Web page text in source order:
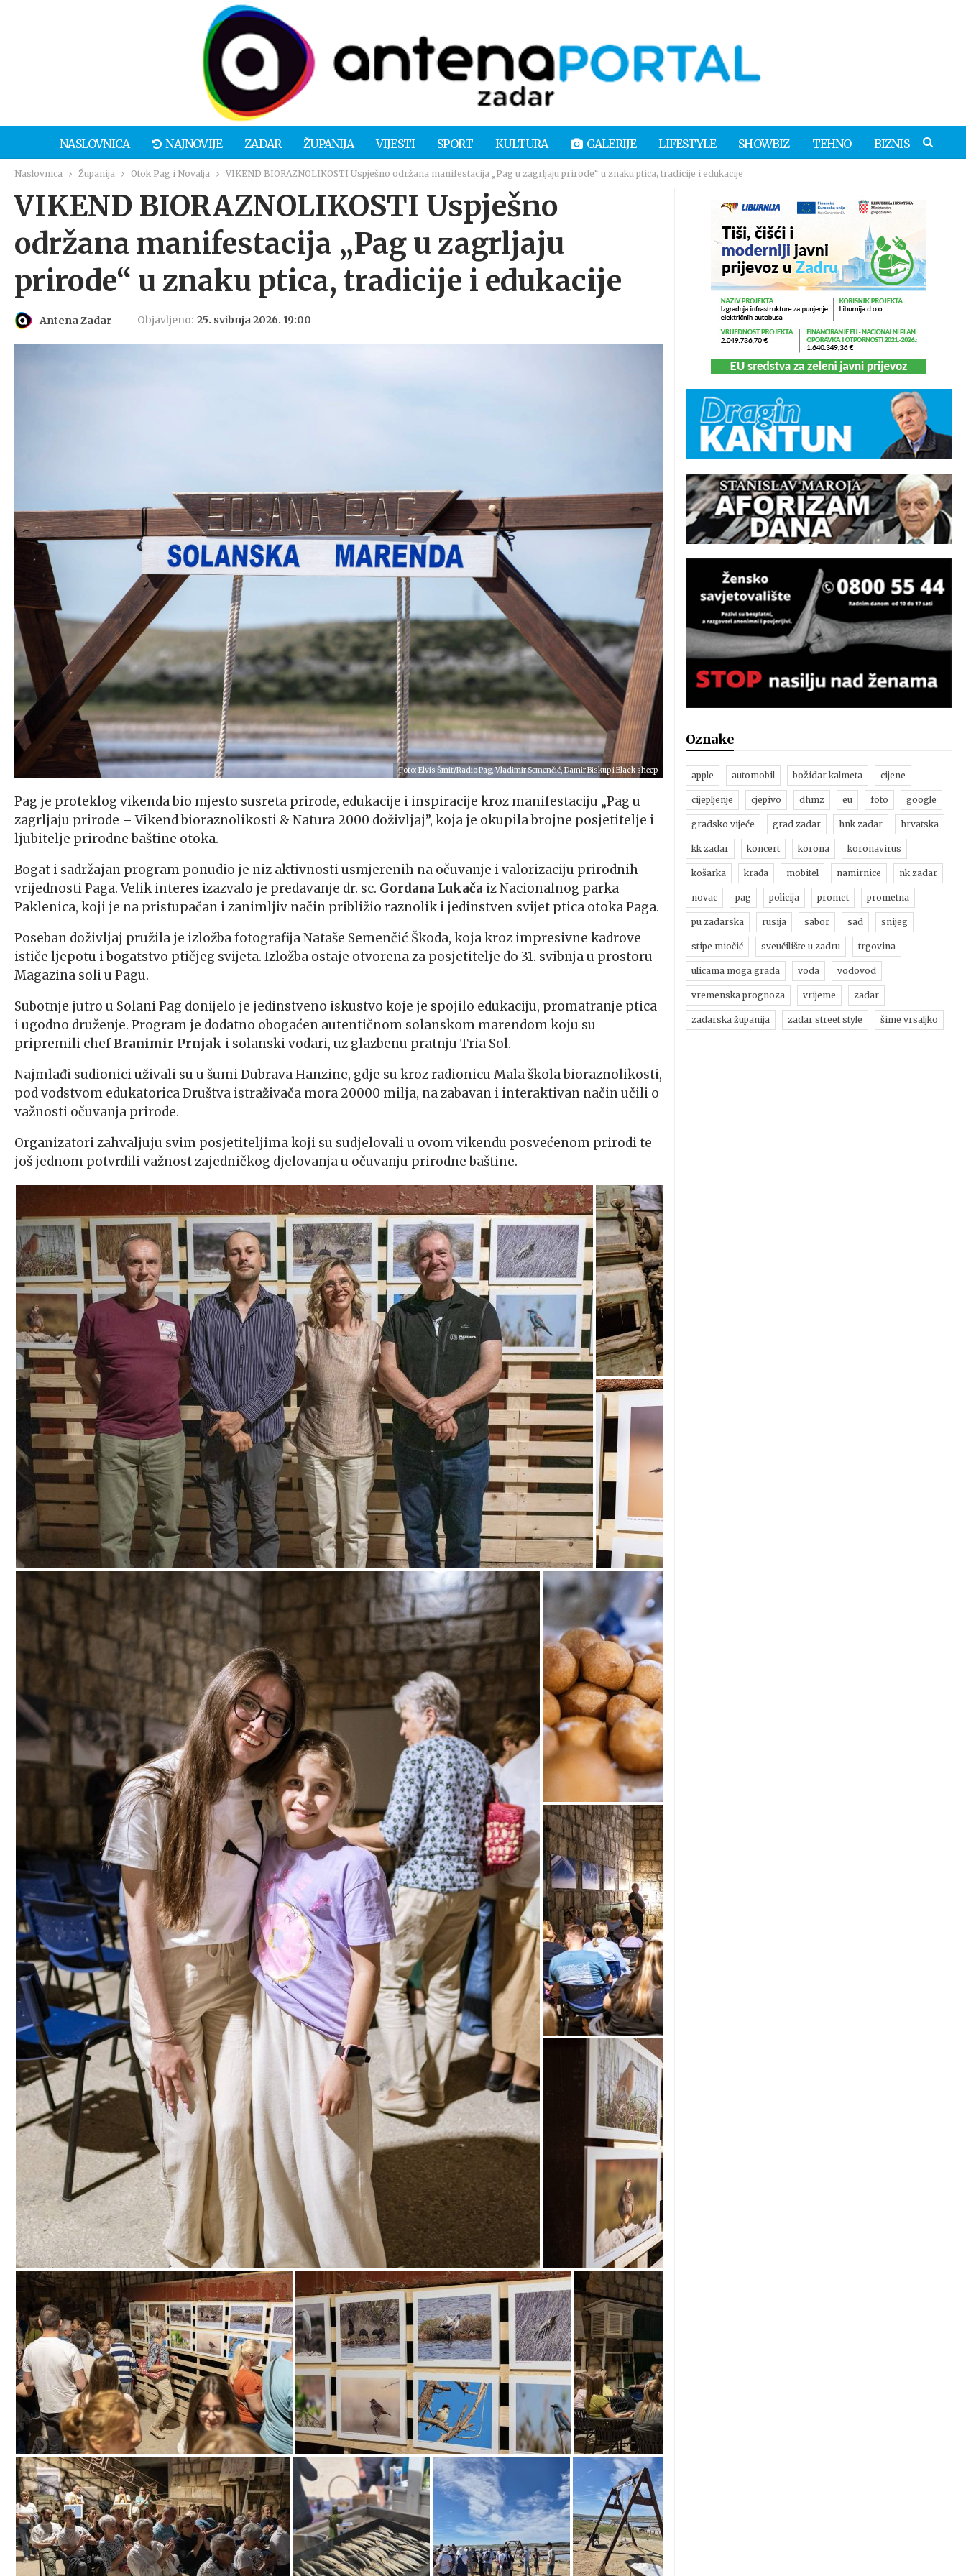
NASLOVNICA NAJNOVIJE ZADAR ŽUPANIJA VIJESTI SPORT KULTURA GALERIJE LIFESTYLE SHOWBIZ TEHNO BIZNIS
Naslovnica Županija Otok Pag i Novalja VIKEND BIORAZNOLIKOSTI Uspješno održana manifestacija „Pag u zagrljaju prirode“ u znaku ptica, tradicije i edukacije
VIKEND BIORAZNOLIKOSTI Uspješno
održana manifestacija „Pag u zagrljaju
prirode“ u znaku ptica, tradicije i edukacije
Antena Zadar Objavljeno: 25. svibnja 2026. 19:00
Foto: Elvis Šmit/Radio Pag, Vladimir Semenčić, Damir Biskup i Black sheep
Pag je proteklog vikenda bio mjesto susreta prirode, edukacije i inspiracije kroz manifestaciju „Pag u
zagrljaju prirode – Vikend bioraznolikosti & Natura 2000 doživljaj”, koja je okupila brojne posjetitelje i
ljubitelje prirodne baštine otoka.
Bogat i sadržajan program ponudio je niz aktivnosti usmjerenih na očuvanje i valorizaciju prirodnih
vrijednosti Paga. Velik interes izazvalo je predavanje dr. sc. Gordana Lukača iz Nacionalnog parka
Paklenica, koji je na pristupačan i zanimljiv način približio raznolik i jedinstven svijet ptica otoka Paga.
Poseban doživljaj pružila je izložba fotografija Nataše Semenčić Škoda, koja kroz impresivne kadrove
ističe ljepotu i bogatstvo ptičjeg svijeta. Izložba ostaje otvorena za posjetitelje do 31. svibnja u prostoru
Magazina soli u Pagu.
Subotnje jutro u Solani Pag donijelo je jedinstveno iskustvo koje je spojilo edukaciju, promatranje ptica
i ugodno druženje. Program je dodatno obogaćen autentičnom solanskom marendom koju su
pripremili chefBranimir Prnjak i solanskivodari, uz glazbenu pratnju Tria Sol.
Najmlađi sudionici uživali su u šumi Dubrava Hanzine, gdje su kroz radionicu Mala škola bioraznolikosti,
pod vodstvom edukatorica Društva istraživača mora 20000 milja, na zabavan i interaktivan način učili o
važnosti očuvanja prirode.
Organizatorizahvaljuju svim posjetiteljima koji su sudjelovali u ovom vikendu posvećenom prirodi te
još jednom potvrdili važnost zajedničkog djelovanja u očuvanju prirodne baštine.
Oznake
apple automobil božidar kalmeta cijene
cijepljenje cjepivo dhmz eu foto google
gradsko vijeće grad zadar hnk zadar hrvatska
kk zadar koncert korona koronavirus
košarka krađa mobitel namirnice nk zadar
novac pag policija promet prometna
pu zadarska rusija sabor sad snijeg
stipe miočić sveučilište u zadru trgovina
ulicama moga grada voda vodovod
vremenska prognoza vrijeme zadar
zadarska županija zadar street style šime vrsaljko